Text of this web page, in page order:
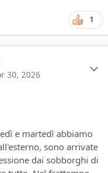
1
30, 2026
e martedì abbiamo
sono arrivate
dai sobborghi di